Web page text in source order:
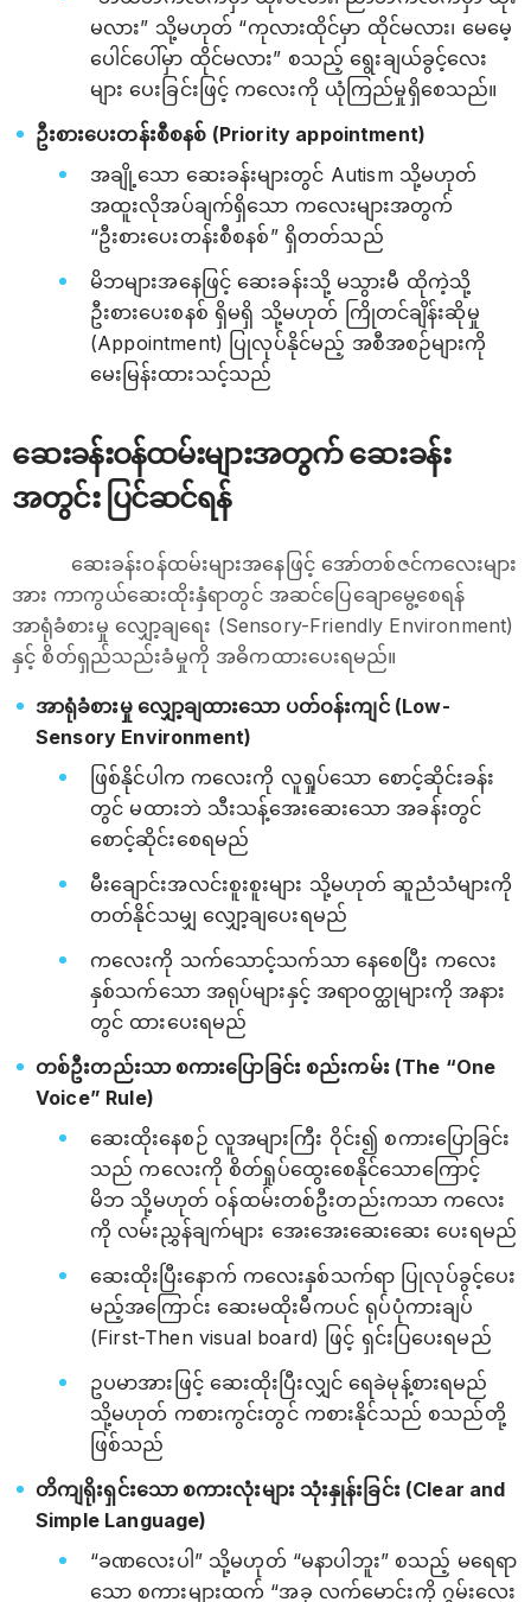
မလား” သို့မဟုတ် “ကုလားထိုင်မှာ ထိုင်မလား၊ မေမေ့
ပေါင်ပေါ်မှာ ထိုင်မလား” စသည့် ရွေးချယ်ခွင့်လေး
များ ပေးခြင်းဖြင့် ကလေးကို ယုံကြည်မှုရှိစေသည်။
ဦးစားပေးတန်းစီစနစ် (Priority appointment)
အချို့သော ဆေးခန်းများတွင် Autism သို့မဟုတ်
အထူးလိုအပ်ချက်ရှိသော ကလေးများအတွက်
“ဦးစားပေးတန်းစီစနစ်” ရှိတတ်သည်
မိဘများအနေဖြင့် ဆေးခန်းသို့ မသွားမီ ထိုကဲ့သို့
ဦးစားပေးစနစ် ရှိမရှိ သို့မဟုတ် ကြိုတင်ချိန်းဆိုမှု
(Appointment) ပြုလုပ်နိုင်မည့် အစီအစဉ်များကို
မေးမြန်းထားသင့်သည်
ဆေးခန်းဝန်ထမ်းများအတွက် ဆေးခန်း
အတွင်း ပြင်ဆင်ရန်
ဆေးခန်းဝန်ထမ်းများအနေဖြင့် အော်တစ်ဇင်ကလေးများ
အား ကာကွယ်ဆေးထိုးနှံရာတွင် အဆင်ပြေချောမွေ့စေရန်
အာရုံခံစားမှု လျှော့ချရေး (Sensory-Friendly Environment)
နှင့် စိတ်ရှည်သည်းခံမှုကို အဓိကထားပေးရမည်။
အာရုံခံစားမှု လျှော့ချထားသော ပတ်ဝန်းကျင် (Low-
Sensory Environment)
ဖြစ်နိုင်ပါက ကလေးကို လူရှုပ်သော စောင့်ဆိုင်းခန်း
တွင် မထားဘဲ သီးသန့်အေးဆေးသော အခန်းတွင်
စောင့်ဆိုင်းစေရမည်
မီးချောင်းအလင်းစူးစူးများ သို့မဟုတ် ဆူညံသံများကို
တတ်နိုင်သမျှ လျှော့ချပေးရမည်
ကလေးကို သက်သောင့်သက်သာ နေစေပြီး ကလေး
နှစ်သက်သော အရုပ်များနှင့် အရာဝတ္ထုများကို အနား
တွင် ထားပေးရမည်
တစ်ဦးတည်းသာ စကားပြောခြင်း စည်းကမ်း (The “One
Voice” Rule)
ဆေးထိုးနေစဉ် လူအများကြီး ဝိုင်း၍ စကားပြောခြင်း
သည် ကလေးကို စိတ်ရှုပ်ထွေးစေနိုင်သောကြောင့်
မိဘ သို့မဟုတ် ဝန်ထမ်းတစ်ဦးတည်းကသာ ကလေး
ကို လမ်းညွှန်ချက်များ အေးအေးဆေးဆေး ပေးရမည်
ဆေးထိုးပြီးနောက် ကလေးနှစ်သက်ရာ ပြုလုပ်ခွင့်ပေး
မည့်အကြောင်း ဆေးမထိုးမီကပင် ရုပ်ပုံကားချပ်
(First-Then visual board) ဖြင့် ရှင်းပြပေးရမည်
ဥပမာအားဖြင့် ဆေးထိုးပြီးလျှင် ရေခဲမုန့်စားရမည်
သို့မဟုတ် ကစားကွင်းတွင် ကစားနိုင်သည် စသည်တို့
ဖြစ်သည်
တိကျရိုးရှင်းသော စကားလုံးများ သုံးနှုန်းခြင်း (Clear and
Simple Language)
“ခဏလေးပါ” သို့မဟုတ် “မနာပါဘူး” စသည့် မရေရာ
သော စကားများထက် “အခု လက်မောင်းကို ဂွမ်းလေး